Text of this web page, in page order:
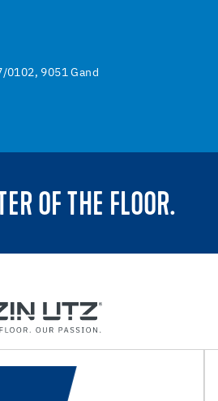
0102, 9051 Gand
OF THE FLOOR.